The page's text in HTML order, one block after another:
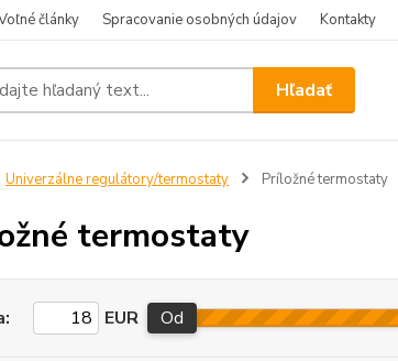
články Spracovanie osobných údajov Kontakty
Hľadať
Univerzálne regulátory/termostaty Príložné termostaty
termostaty
EUR Od